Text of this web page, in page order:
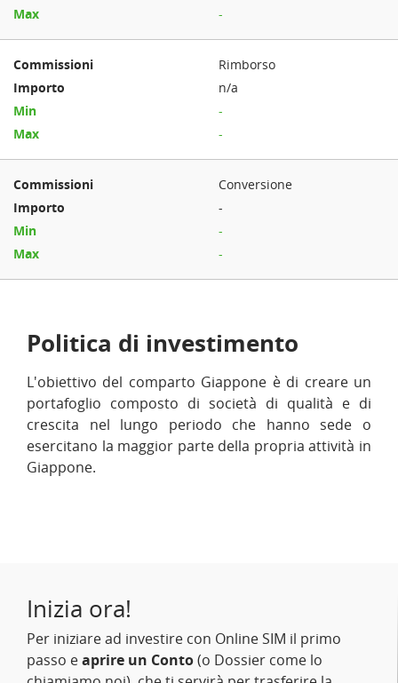
-
Rimborso
n/a
-
-
Conversione
-
-
-
Politica di investimento
L'obiettivo del comparto Giappone è di creare un
portafoglio composto di società di qualità e di
crescita nel lungo periodo che hanno sede o
esercitano la maggior parte della propria attività in
Giappone.
Inizia ora!
Per iniziare ad investire con Online SIM il primo
passo eaprire un Conto(o Dossier come lo